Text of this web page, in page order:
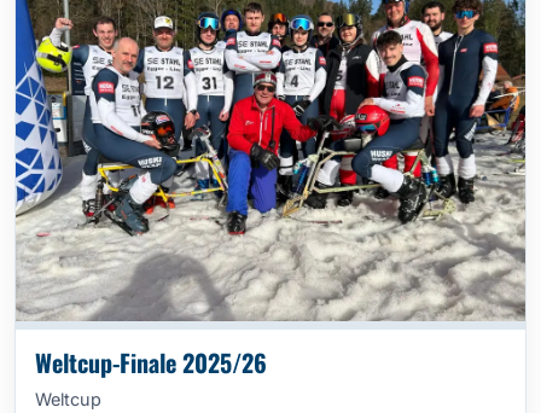
Weltcup-Finale 2025/26
Weltcup